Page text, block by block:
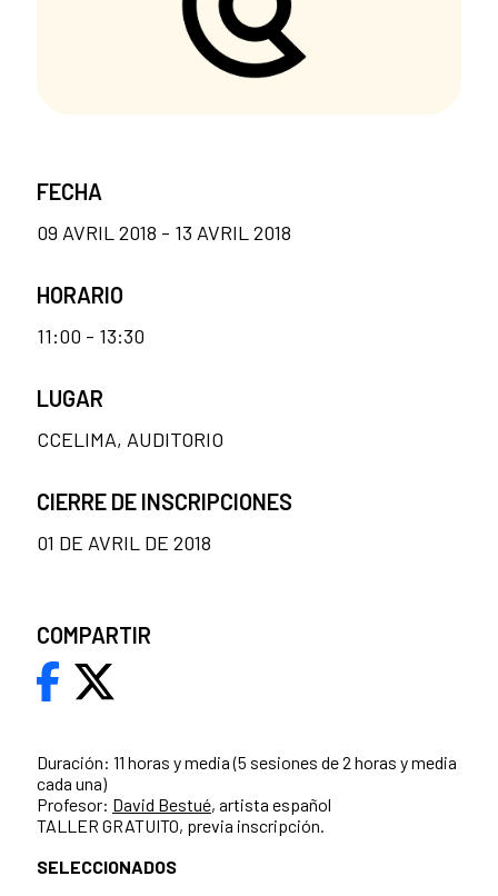
Duración: 11 horas y media (5 sesiones de 2 horas y media
cada una)
Profesor: David Bestué, artista español
TALLER GRATUITO, previa inscripción.
SELECCIONADOS
FECHA
09 AVRIL 2018 - 13 AVRIL 2018
HORARIO
11:00 - 13:30
LUGAR
CCELIMA, AUDITORIO
CIERRE DE INSCRIPCIONES
01 DE AVRIL DE 2018
COMPARTIR